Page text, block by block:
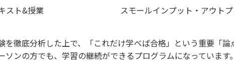
スト&授業
スモールインプット・アウト
を徹底分析した上で、「これだけ学べば合格」という重要「論
ソンの方でも、学習の継続ができるプログラムになっています。